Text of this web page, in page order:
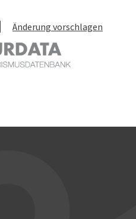
Änderung vorschlagen